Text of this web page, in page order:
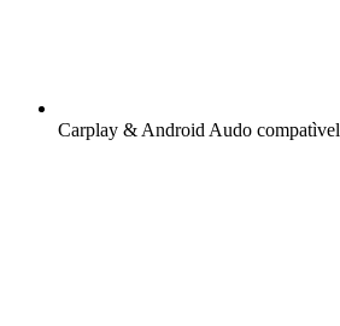
Carplay & Android Audo compatìvel